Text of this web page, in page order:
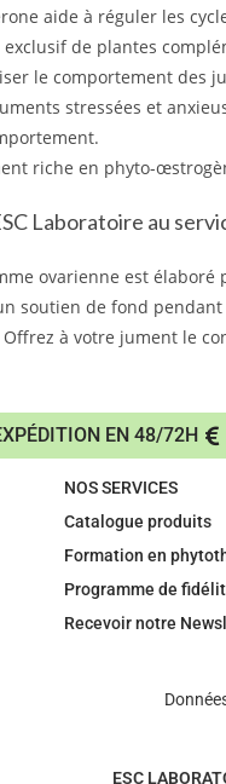
aide à réguler les
de plantes
le comportement des
stressées et
riche en phyto-
Laboratoire au
ovarienne est élaboré
soutien de fond
à votre jument le
EN 48/72H
NOS SERVICES
Catalogue produits
Formation en
Programme de
Recevoir notre
ESC